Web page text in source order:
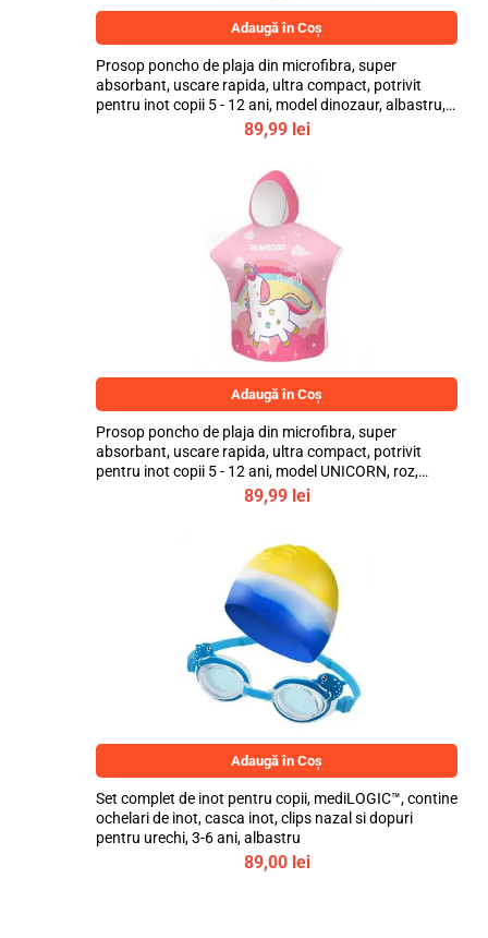
Adaugă în Coș
Prosop poncho de plaja din microfibra, super
absorbant, uscare rapida, ultra compact, potrivit
pentru inot copii 5 - 12 ani, model dinozaur, albastru,
89,99 lei
Adaugă în Coș
Prosop poncho de plaja din microfibra, super
absorbant, uscare rapida, ultra compact, potrivit
pentru inot copii 5 - 12 ani, model UNICORN, roz,
89,99 lei
Adaugă în Coș
Set complet de inot pentru copii, mediLOGIC™, contine
ochelari de inot, casca inot, clips nazal si dopuri
pentru urechi, 3-6 ani, albastru
89,00 lei